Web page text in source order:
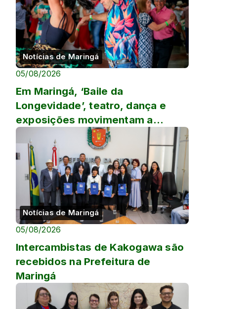
Notícias de Maringá
05/08/2026
Em Maringá, ‘Baile da
Longevidade’, teatro, dança e
exposições movimentam a
agenda cultural da semana
Notícias de Maringá
05/08/2026
Intercambistas de Kakogawa são
recebidos na Prefeitura de
Maringá